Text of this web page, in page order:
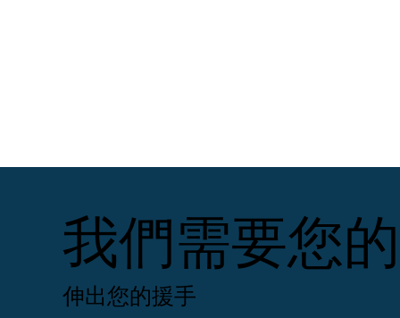
我們需要您
伸出您的援手